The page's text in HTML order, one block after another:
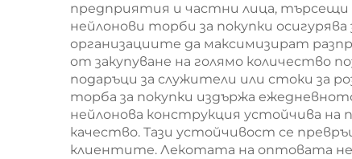
предприятия и частни лица, търсещи
нейлонови торби за покупки
организациите да максимизират
от закупуване на голямо количество
подаръци за служители или стоки за
торба за покупки издържа
нейлонова конструкция устойчива
качество. Тази устойчивост се
клиентите. Лекотата на оптовата